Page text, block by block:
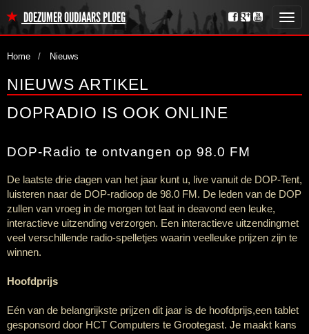
DOEZUMER OUDJAARS PLOEG
Home Nieuws
NIEUWS ARTIKEL
DOPRADIO IS OOK ONLINE
DOP-Radio te ontvangen op 98.0 FM
De laatste drie dagen van het jaar kunt u, live vanuit de DOP-Tent,
luisteren naar de DOP-radioop de 98.0 FM. De leden van de DOP
zullen van vroeg in de morgen tot laat in deavond een leuke,
interactieve uitzending verzorgen. Een interactieve uitzendingmet
veel verschillende radio-spelletjes waarin veelleuke prijzen zijn te
winnen.
Hoofdprijs
Eén van de belangrijkste prijzen dit jaar is de hoofdprijs,een tablet
gesponsord door HCT Computers te Grootegast. Je maakt kans